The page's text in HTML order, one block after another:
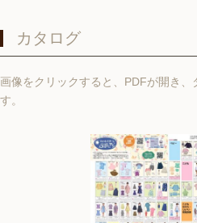
カタログ
画像をクリックすると、PDFが開き、
す。